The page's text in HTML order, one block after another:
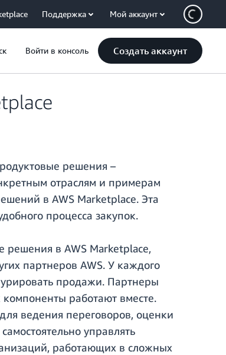
Поддержка Мой аккаунт
Войти в консоль Создать аккаунт
решения –
отраслям и примерам
в AWS Marketplace. Эта
процесса закупок.
решения в AWS Marketplace,
партнеров AWS. У каждого
продажи. Партнеры
работают вместе.
ведения переговоров, оценки
управлять
работающих в сложных